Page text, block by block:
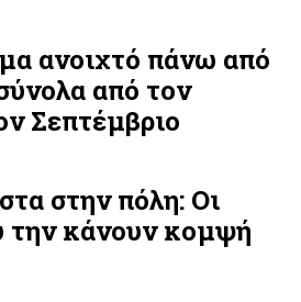
ανοιχτό πάνω από
από τον
Σεπτέμβριο
στην πόλη: Οι
την κάνουν κομψή